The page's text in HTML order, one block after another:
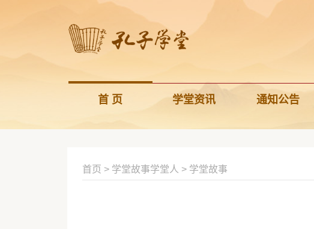
首 页 学堂资讯 通知公告
首页 > 学堂故事学堂人 > 学堂故事